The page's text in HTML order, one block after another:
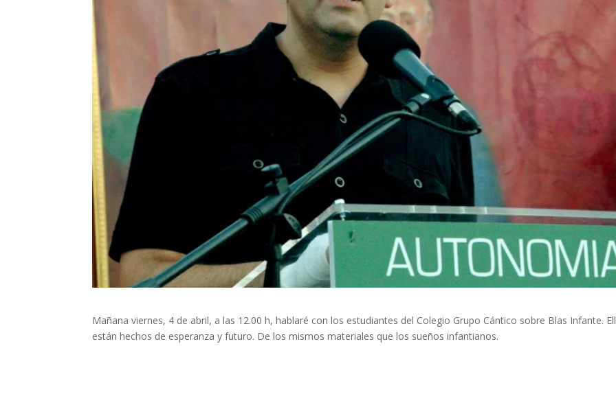
Mañana viernes, 4 de abril, a las 12.00 h, hablaré con los estudiantes del Colegio Grupo Cántico sobre Blas Infante.
están hechos de esperanza y futuro. De los mismos materiales que los sueños infantianos.